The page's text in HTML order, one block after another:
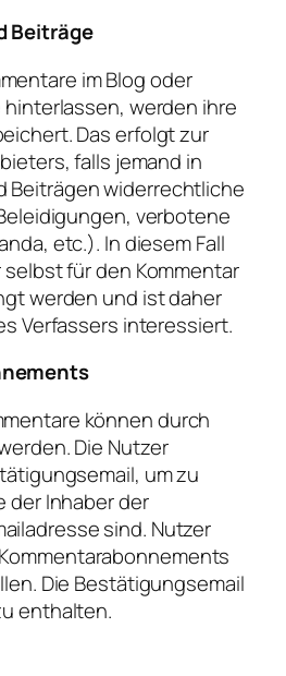
Beiträge
im Blog oder
werden ihre
Das erfolgt zur
falls jemand in
Beiträgen widerrechtliche
verbotene
etc.). In diesem Fall
für den Kommentar
werden und ist daher
Verfassers interessiert.
können durch
Die Nutzer
um zu
der Inhaber der
sind. Nutzer
Die Bestätigungsemail
enthalten.